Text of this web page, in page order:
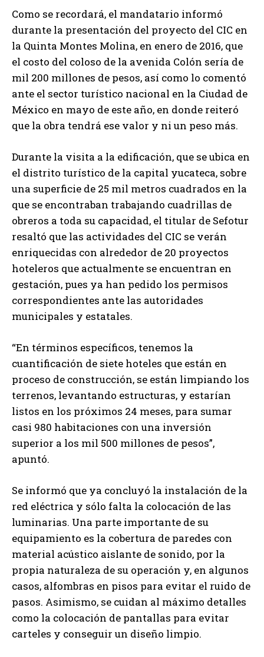
Como se recordará, el mandatario informó
durante la presentación del proyecto del CIC en
la Quinta Montes Molina, en enero de 2016, que
el costo del coloso de la avenida Colón sería de
mil 200 millones de pesos, así como lo comentó
ante el sector turístico nacional en la Ciudad de
México en mayo de este año, en donde reiteró
que la obra tendrá ese valor y ni un peso más.
Durante la visita a la edificación, que se ubica en
el distrito turístico de la capital yucateca, sobre
una superficie de 25 mil metros cuadrados en la
que se encontraban trabajando cuadrillas de
obreros a toda su capacidad, el titular de Sefotur
resaltó que las actividades del CIC se verán
enriquecidas con alrededor de 20 proyectos
hoteleros que actualmente se encuentran en
gestación, pues ya han pedido los permisos
correspondientes ante las autoridades
municipales y estatales.
“En términos específicos, tenemos la
cuantificación de siete hoteles que están en
proceso de construcción, se están limpiando los
terrenos, levantando estructuras, y estarían
listos en los próximos 24 meses, para sumar
casi 980 habitaciones con una inversión
superior a los mil 500 millones de pesos”,
apuntó.
Se informó que ya concluyó la instalación de la
red eléctrica y sólo falta la colocación de las
luminarias. Una parte importante de su
equipamiento es la cobertura de paredes con
material acústico aislante de sonido, por la
propia naturaleza de su operación y, en algunos
casos, alfombras en pisos para evitar el ruido de
pasos. Asimismo, se cuidan al máximo detalles
como la colocación de pantallas para evitar
carteles y conseguir un diseño limpio.